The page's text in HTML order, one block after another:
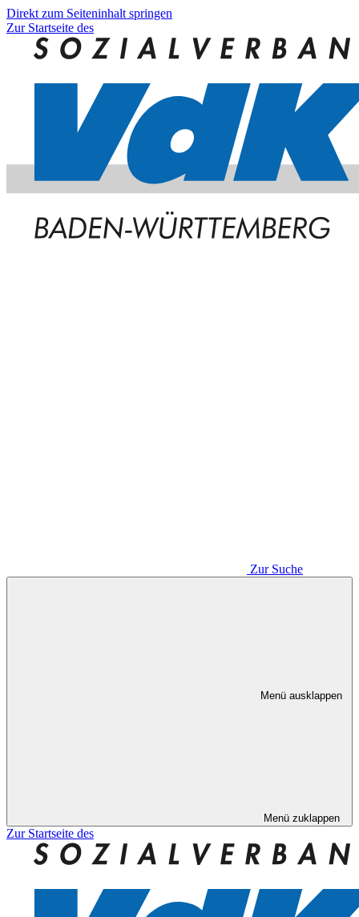
Direkt zum Seiteninhalt springen
Zur Startseite des
Zur Suche
Menü ausklappen
Menü zuklappen
Zur Startseite des